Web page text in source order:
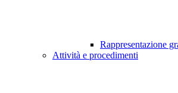
Rappresentazione
Attività e procedimenti